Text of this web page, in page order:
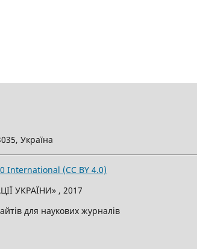
Україна
International (CC BY 4.0)
УКРАЇНИ» , 2017
для наукових журналів